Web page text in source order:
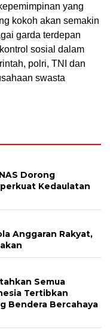
yang
kokoh akan semakin
garda terdepan
sosial dalam
polri, TNI dan
swasta
Dorong
Kedaulatan
Anggaran Rakyat,
Semua
Tertibkan
Bendera Bercahaya